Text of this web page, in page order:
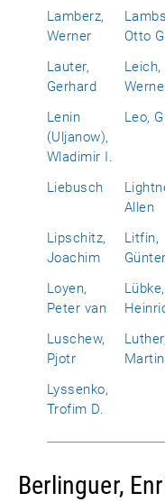
Lamberz,
Werner
Otto
Lauter,
Gerhard
Leich,
Lenin
(Uljanow),
Wladimir I.
Leo,
Liebusch
Allen
Lipschitz,
Joachim
Litfin,
Günter
Loyen,
Peter van
Lübke,
Luschew,
Pjotr
Luther,
Martin
Lyssenko,
Trofim D.
Berlinguer,